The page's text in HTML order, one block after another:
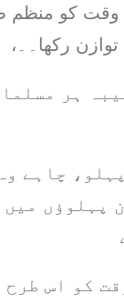
کو منظم
رکھا۔۔،
ہر
چاہے
پہلوؤں
کو اس طرح